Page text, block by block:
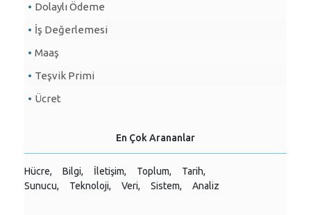
Dolaylı Ödeme
İş Değerlemesi
Maaş
Teşvik Primi
Ücret
En Çok Arananlar
Hücre, Bilgi, İletişim, Toplum,
Tarih,
Sunucu,
Teknoloji, Veri, Sistem, Analiz